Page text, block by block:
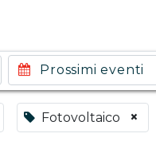
Prossimi eventi
Fotovoltaico ×